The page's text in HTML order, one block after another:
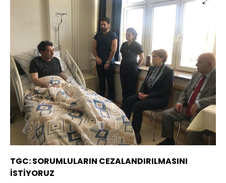
TGC: SORUMLULARIN CEZALANDIRILMASINI
İSTİYORUZ